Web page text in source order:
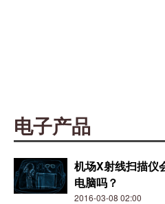
电子产品
机场X射线扫描仪
电脑吗？
2016-03-08 02:00